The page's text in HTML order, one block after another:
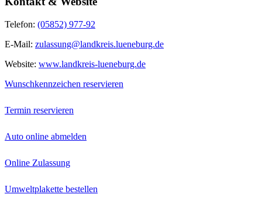
Telefon: (05852) 977-92
E-Mail: zulassung@landkreis.lueneburg.de
Website: www.landkreis-lueneburg.de
Wunschkennzeichen reservieren
Termin reservieren
Auto online abmelden
Online Zulassung
Umweltplakette bestellen